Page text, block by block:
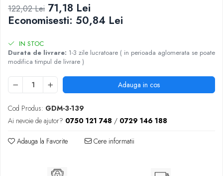
122,02 Lei 71,18 Lei
Economisesti: 50,84 Lei
IN STOC
Durata de livrare: 1-3 zile lucratoare ( in perioada aglomerata se poate
modifica timpul de livrare )
Adauga in cos
Cod Produs: GDM-3-139
Ai nevoie de ajutor? 0750 121 748 / 0729 146 188
Adauga la Favorite Cere informatii